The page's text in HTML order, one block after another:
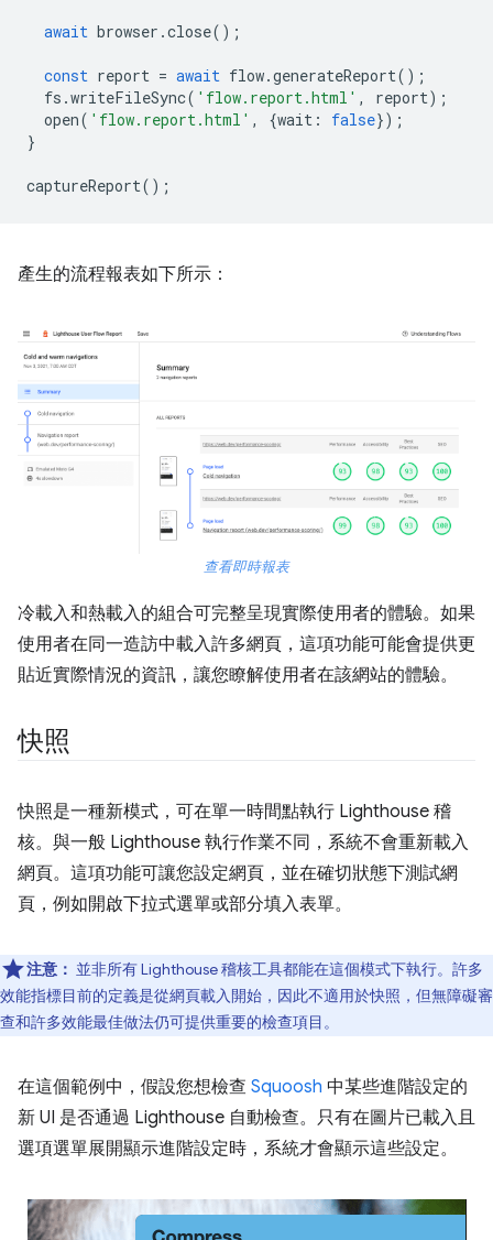
await browser .close();
const report = await flow.generateReport();
fs .writeFileSync( 'flow.report.html' , report);
open( 'flow.report.html' , {wait : false});
}
captureReport();
產生的流程報表如下所示：
查看即時報表
冷載入和熱載入的組合可完整呈現實際使用者的體驗。如果
使用者在同一造訪中載入許多網頁，這項功能可能會提供更
貼近實際情況的資訊，讓您瞭解使用者在該網站的體驗。
快照
快照是一種新模式，可在單一時間點執行 Lighthouse 稽
核。與一般 Lighthouse 執行作業不同，系統不會重新載入
網頁。這項功能可讓您設定網頁，並在確切狀態下測試網
頁，例如開啟下拉式選單或部分填入表單。
注意： 並非所有 Lighthouse 稽核工具都能在這個模式下執行。許多
效能指標目前的定義是從網頁載入開始，因此不適用於快照，但無障礙審
查和許多效能最佳做法仍可提供重要的檢查項目。
在這個範例中，假設您想檢查 Squoosh 中某些進階設定的
新 UI 是否通過 Lighthouse 自動檢查。只有在圖片已載入且
選項選單展開顯示進階設定時，系統才會顯示這些設定。